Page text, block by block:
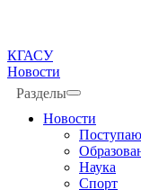
КГАСУ
Новости
Разделы
Новости
Наука
Спорт